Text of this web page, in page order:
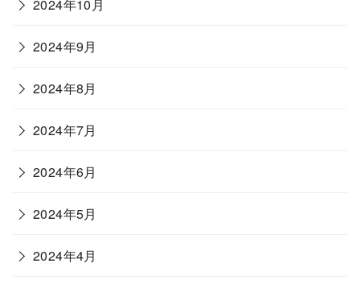
2024年10月
2024年9月
2024年8月
2024年7月
2024年6月
2024年5月
2024年4月